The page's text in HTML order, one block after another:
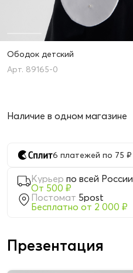
Ободок детский
89165-0
Наличие в одном магазине
6 платежей по 75 ₽
Курьер по всей России
От 500 ₽
Постомат 5post
Бесплатно от 2 000 ₽
Презентация